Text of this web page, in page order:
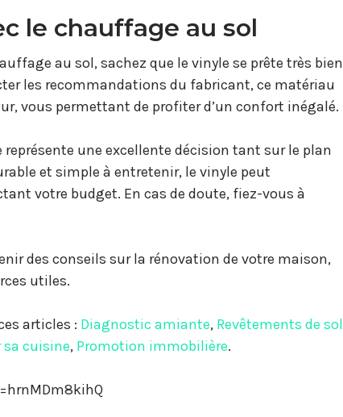
le chauffage au sol
au sol, sachez que le vinyle se prête très bien
les recommandations du fabricant, ce matériau
vous permettant de profiter d’un confort inégalé.
une excellente décision tant sur le plan
et simple à entretenir, le vinyle peut
votre budget. En cas de doute, fiez-vous à
des conseils sur la rénovation de votre maison,
utiles.
articles : Diagnostic amiante, Revêtements de sol
sa cuisine, Promotion immobilière.